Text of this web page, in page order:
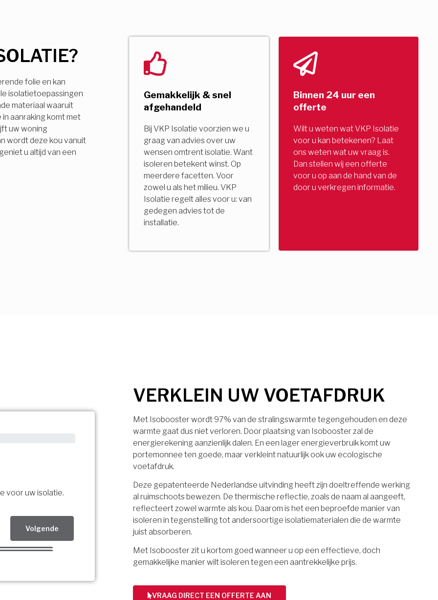
folie en kan
isolatietoepassingen
materiaal waaruit
aanraking komt met
uw woning
wordt deze kou vanuit
u altijd van een
Gemakkelijk & snel
afgehandeld
Bij VKP Isolatie voorzien we u
graag van advies over uw
wensen omtrent isolatie. Want
isoleren betekent winst. Op
meerdere facetten. Voor
zowel u als het milieu. VKP
Isolatie regelt alles voor u: van
gedegen advies tot de
installatie.
Binnen 24 uur een
offerte
Wilt u weten wat VKP Isolatie
voor u kan betekenen? Laat
ons weten wat uw vraag is.
Dan stellen wij een offerte
voor u op aan de hand van de
door u verkregen informatie.
voor uw isolatie.
Volgende
VERKLEIN UW VOETAFDRUK
Met Isobooster wordt 97% van de stralingswarmte tegengehouden en deze
warmte gaat dus niet verloren. Door plaatsing van Isobooster zal de
energierekening aanzienlijk dalen. En een lager energieverbruik komt uw
portemonnee ten goede, maar verkleint natuurlijk ook uw ecologische
voetafdruk.
Deze gepatenteerde Nederlandse uitvinding heeft zijn doeltreffende werking
al ruimschoots bewezen. De thermische reflectie, zoals de naam al aangeeft,
reflecteert zowel warmte als kou. Daarom is het een beproefde manier van
isoleren in tegenstelling tot andersoortige isolatiematerialen die de warmte
juist absorberen.
Met Isobooster zit u kortom goed wanneer u op een effectieve, doch
gemakkelijke manier wilt isoleren tegen een aantrekkelijke prijs.
VRAAG DIRECT EEN OFFERTE AAN